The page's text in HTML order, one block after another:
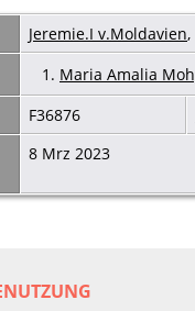
Jeremie.I v.Moldavien,
1. Maria Amalia
F36876
8 Mrz 2023